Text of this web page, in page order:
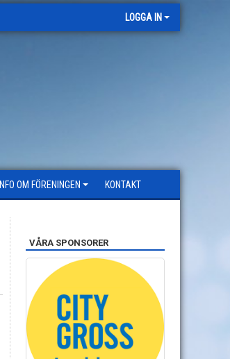
LOGGA IN
INFO OM FÖRENINGEN KONTAKT
VÅRA SPONSORER